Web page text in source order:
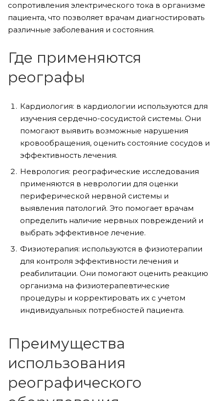
сопротивления электрического тока в организме
пациента, что позволяет врачам диагностировать
различные заболевания и состояния.
Где применяются
реографы
Кардиология: в кардиологии используются для
изучения сердечно-сосудистой системы. Они
помогают выявить возможные нарушения
кровообращения, оценить состояние сосудов и
эффективность лечения.
Неврология: реографические исследования
применяются в неврологии для оценки
периферической нервной системы и
выявления патологий. Это помогает врачам
определить наличие нервных повреждений и
выбрать эффективное лечение.
Физиотерапия: используются в физиотерапии
для контроля эффективности лечения и
реабилитации. Они помогают оценить реакцию
организма на физиотерапевтические
процедуры и корректировать их с учетом
индивидуальных потребностей пациента.
Преимущества
использования
реографического